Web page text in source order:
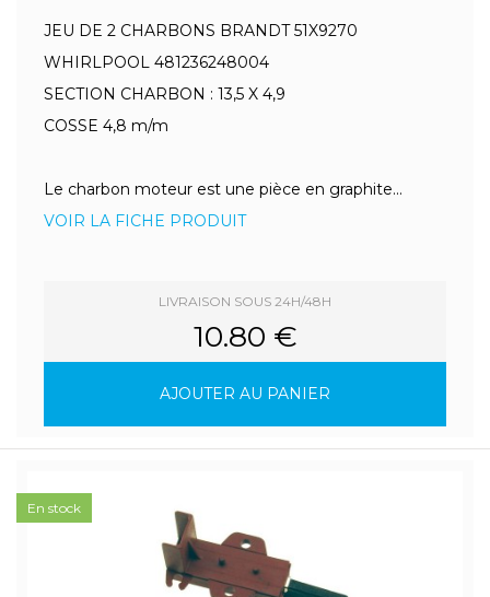
JEU DE 2 CHARBONS BRANDT 51X9270
WHIRLPOOL 481236248004
SECTION CHARBON : 13,5 X 4,9
COSSE 4,8 m/m
Le charbon moteur est une pièce en graphite...
VOIR LA FICHE PRODUIT
LIVRAISON SOUS 24H/48H
10.80 €
AJOUTER AU PANIER
En stock